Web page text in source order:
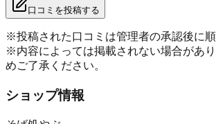
口コミを投稿する
※投稿された口コミは管理者の承認後に順
※内容によっては掲載されない場合があ
めご了承ください。
ショップ情報